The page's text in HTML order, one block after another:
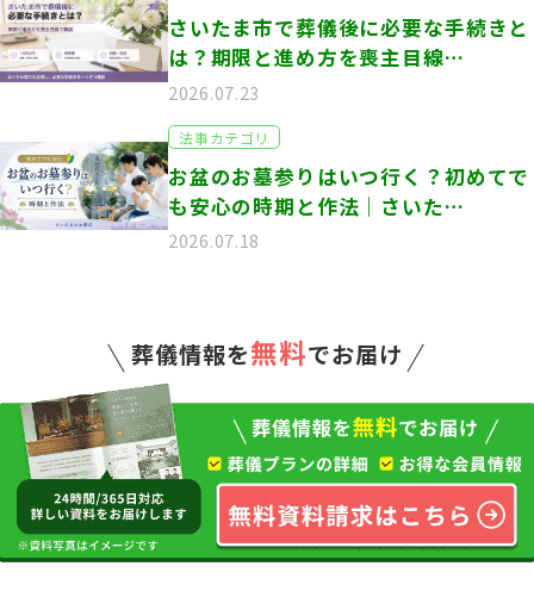
さいたま市で葬儀後に必要な手続きと
は？期限と進め方を喪主目線…
2026.07.23
法事カテゴリ
お盆のお墓参りはいつ行く？初めてで
も安心の時期と作法｜さいた…
2026.07.18
葬儀情報を無料でお届け